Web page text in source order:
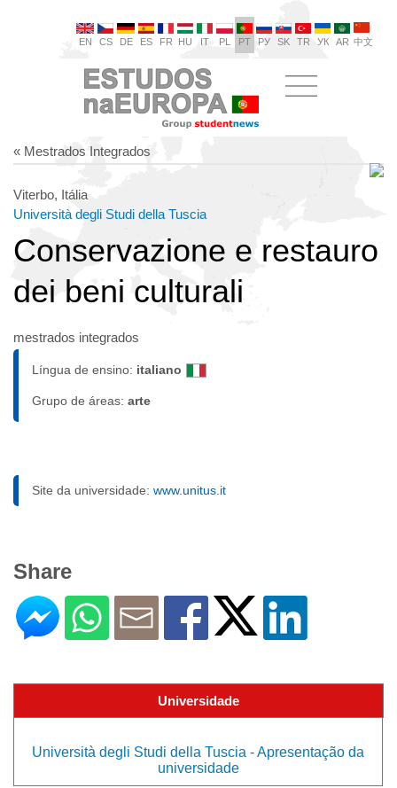
EN CS DE ES FR HU IT PL PT РУ SK TR УК AR 中文
« Mestrados Integrados
Viterbo, Itália
Università degli Studi della Tuscia
Conservazione e restauro
dei beni culturali
mestrados integrados
Língua de ensino: italiano
Grupo de áreas: arte
Site da universidade: www.unitus.it
Share
Universidade
Università degli Studi della Tuscia - Apresentação da
universidade